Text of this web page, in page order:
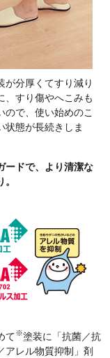
が分厚くてすり減り
、すり傷やへこみも
ので、使い始めのこ
状態が長続きしま
ードで、より清潔な
て※塗装に「抗菌／抗
アレル物質抑制」剤